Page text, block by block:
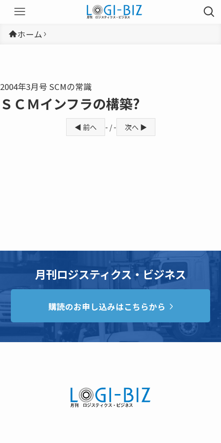
ホーム
2004年3月号 SCMの常識
ＳＣＭインフラの構築?
◀ 前へ - / - 次へ ▶
月刊ロジスティクス・ビジネス
購読のお申し込みはこちらから